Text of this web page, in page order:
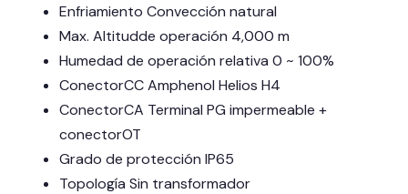
Enfriamiento Convección natural
Max. Altitudde operación 4,000 m
Humedad de operación relativa 0 ~ 100%
ConectorCC Amphenol Helios H4
ConectorCA Terminal PG impermeable +
conectorOT
Grado de protección IP65
Topología Sin transformador